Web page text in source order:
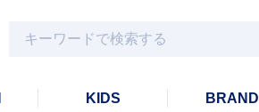
KIDS BRAND